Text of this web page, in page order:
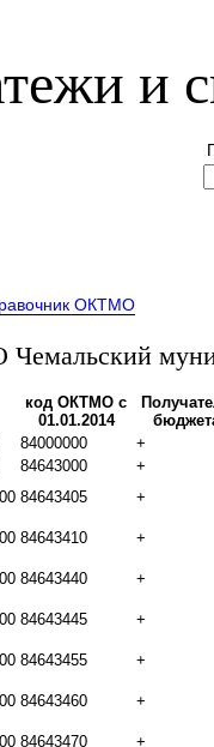
и
ОКТМО
код ОКТМО с
01.01.2014
84000000 +
84643000 +
84643405 +
84643410 +
84643440 +
84643445 +
84643455 +
84643460 +
84643470 +